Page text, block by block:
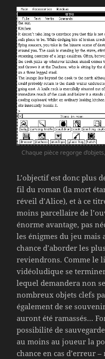
Chaque pièce regorge
L’objectif est donc plus
fil du roman (la mort
réveil d’Alice), et à ce
moins parcellaire de
énorme avantage, pas
les énigmes du jeu
chance d’aborder les
reviendrons. Comme le
vidéoludique se
lequel demandera non
nombreux objets clefs
également de se
auront été ramassés…
possibilité de
au moins au joueur la
chance en cas d’erreur